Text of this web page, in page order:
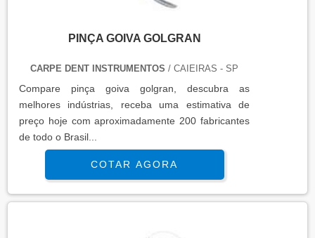
PINÇA GOIVA GOLGRAN
CARPE DENT INSTRUMENTOS / CAIEIRAS - SP
Compare pinça goiva golgran, descubra as
melhores indústrias, receba uma estimativa de
preço hoje com aproximadamente 200 fabricantes
de todo o Brasil...
COTAR AGORA